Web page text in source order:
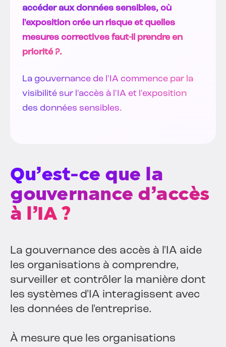
accéder aux données sensibles, où
l'exposition crée un risque et quelles
mesures correctives faut-il prendre en
priorité ?.
La gouvernance de l'IA commence par la
visibilité sur l'accès à l'IA et l'exposition
des données sensibles.
Qu’est-ce que la
gouvernance d’accès
à l’IA ?
La gouvernance des accès à l'IA aide
les organisations à comprendre,
surveiller et contrôler la manière dont
les systèmes d'IA interagissent avec
les données de l'entreprise.
À mesure que les organisations